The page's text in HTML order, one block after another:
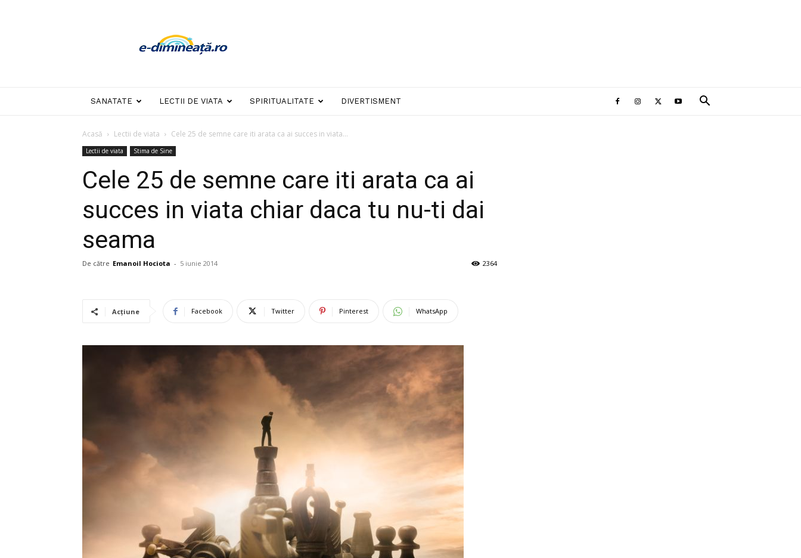
dimineata
SANATATE LECTII DE VIATA SPIRITUALITATE DIVERTISMENT
Acasă Lectii de viata Cele 25 de semne care iti arata ca ai succes in viata...
Lectii de viata Stima de Sine
Cele 25 de semne care iti arata ca ai
succes in viata chiar daca tu nu-ti dai
seama
De către Emanoil Hociota - 5 iunie 2014 2364
Acțiune Facebook Twitter Pinterest WhatsApp